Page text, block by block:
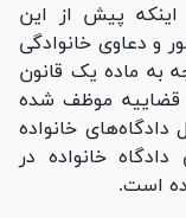
پیش از این
و دعاوی خانوادگی
به ماده یک قانون
قضاییه موظف شده
دادگاه‌های خانواده
خانواده در
است.